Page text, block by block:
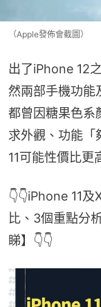
（Apple發佈會截圖）
出了iPhone 12
然兩部手機功能
都曾因糖果色系
求外觀、功能「
11可能性價比更
👇👇iPhone 11
比、3個重點分
睇】👇👇